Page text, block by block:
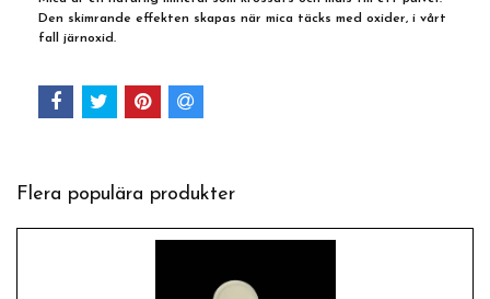
Den skimrande effekten skapas när mica täcks med oxider, i vårt
fall järnoxid.
Flera populära produkter